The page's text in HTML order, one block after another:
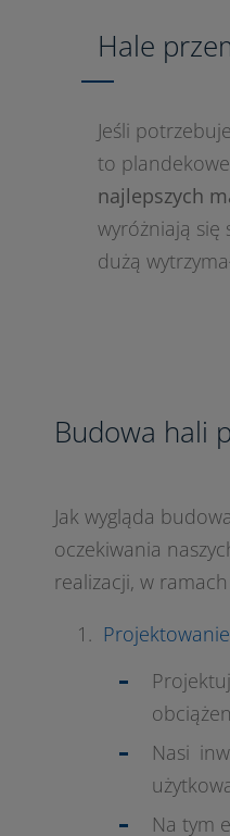
Hale
Jeśli
to plandekowe
najlepszych
wyróżniają się
dużą
Budowa hali
Jak wygląda
oczekiwania
realizacji, w
Projektowanie
Nasi
Na tym